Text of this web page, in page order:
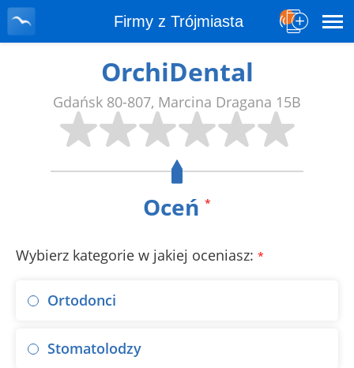
Firmy z Trójmiasta
OrchiDental
Gdańsk 80-807, Marcina Dragana 15B
Oceń *
Wybierz kategorie w jakiej oceniasz: *
Ortodonci
Stomatolodzy